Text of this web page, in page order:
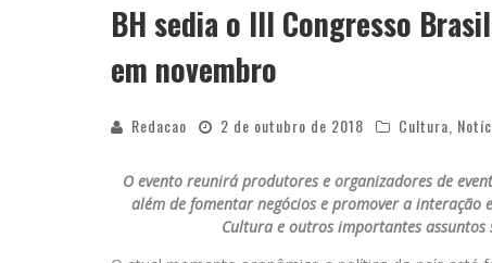
BH sedia o III Congresso
em novembro
Redacao 2 de outubro de 2018 Cultura
O evento reunirá produtores e organizadores de
além de fomentar negócios e promover a interação
Cultura e outros importantes